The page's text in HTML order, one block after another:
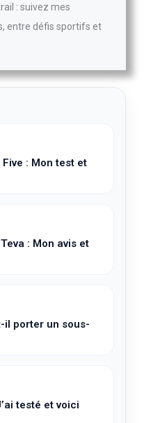
: suivez mes
entre défis sportifs et
: Mon test et
: Mon avis et
il porter un sous-
testé et voici